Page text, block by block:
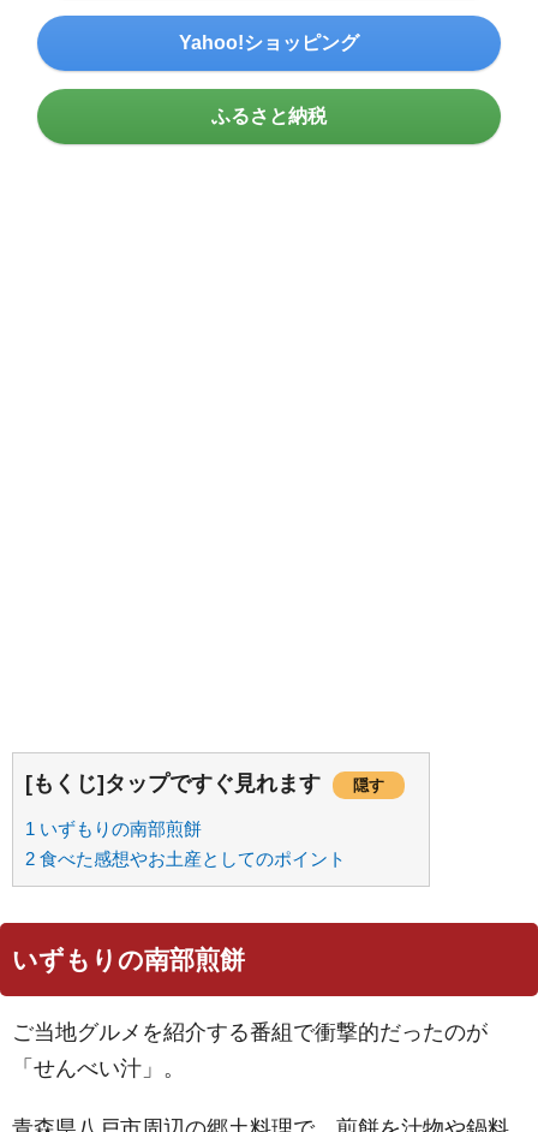
Yahoo!ショッピング
ふるさと納税
[もくじ]タップですぐ見れます 隠す
1 いずもりの南部煎餅
2 食べた感想やお土産としてのポイント
いずもりの南部煎餅
ご当地グルメを紹介する番組で衝撃的だったのが
「せんべい汁」。